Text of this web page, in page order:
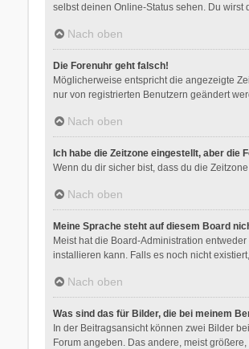
selbst deinen Online-Status sehen. Du
Nach oben
Die Forenuhr geht falsch!
Möglicherweise entspricht die angezeigte
nur von registrierten Benutzern geändert
Nach oben
Ich habe die Zeitzone eingestellt, aber die
Wenn du dir sicher bist, dass du die
Nach oben
Meine Sprache steht auf diesem Board
Meist hat die Board-Administration
installieren kann. Falls es noch nicht
Nach oben
Was sind das für Bilder, die bei meinem
In der Beitragsansicht können zwei Bilder
Forum angeben. Das andere, meist